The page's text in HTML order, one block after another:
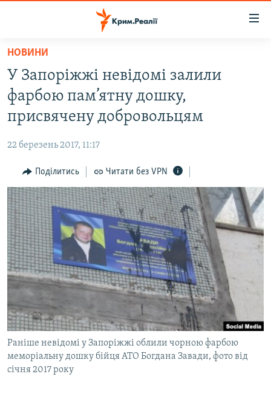
Перейти
основного
матеріалу
Перейти
до
основної
навігації
Перейти
до
пошуку
ВОДА.КРИМ
ВІДЕО ТА ФОТО
БЛОГИ
ПОГЛЯД
ІНТЕРВ'Ю
ВСЕ ЗА ДЕНЬ
СПЕЦПРОЕКТИ
ДЕПОРТАЦІЯ
ВІДЕОУРОКИ «ELIFBE»
СВІДЧЕННЯ ОКУПАЦІЇ
УКРАЇНСЬКА ПРОБЛЕМА КРИМУ
ІНФОГРАФІКА
ЯК ОБІЙТИ БЛОКУВАННЯ
Русский
Qırımtatar
ДОЛУЧАЙСЯ!
НОВИНИ
У Запоріжжі невідомі залили
фарбою пам’ятну дошку,
присвячену добровольцям
22 березень 2017, 11:17
Поділитись Читати без VPN
Раніше невідомі у Запоріжжі облили чорною фарбою
меморіальну дошку бійця АТО Богдана Завади, фото від
січня 2017 року